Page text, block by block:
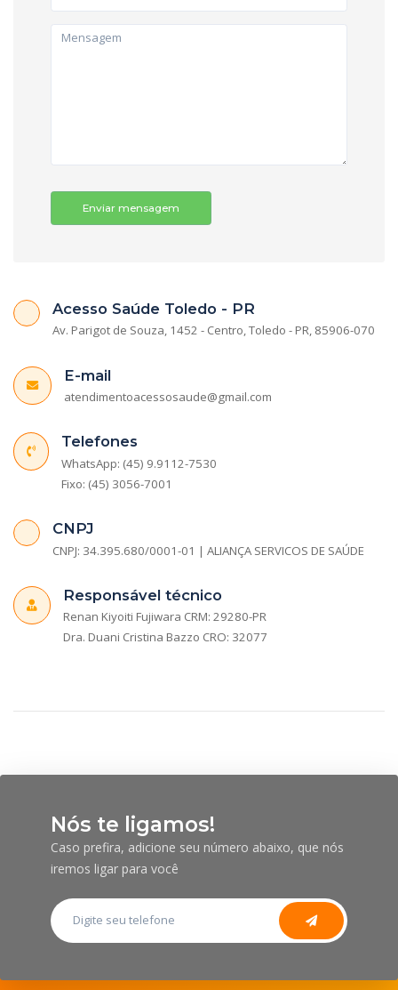
Enviar mensagem
Acesso Saúde Toledo - PR
Av. Parigot de Souza, 1452 - Centro, Toledo - PR, 85906-070
E-mail
atendimentoacessosaude@gmail.com
Telefones
WhatsApp: (45) 9.9112-7530
Fixo: (45) 3056-7001
CNPJ
CNPJ: 34.395.680/0001-01 | ALIANÇA SERVICOS DE SAÚDE
Responsável técnico
Renan Kiyoiti Fujiwara CRM: 29280-PR
Dra. Duani Cristina Bazzo CRO: 32077
Nós te ligamos!
Caso prefira, adicione seu número abaixo, que nós
iremos ligar para você